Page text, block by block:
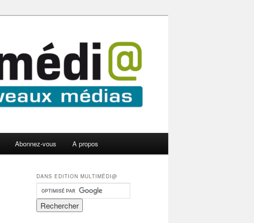
Abonnez-vous A propos
DANS EDITION MULTIMÉDI@